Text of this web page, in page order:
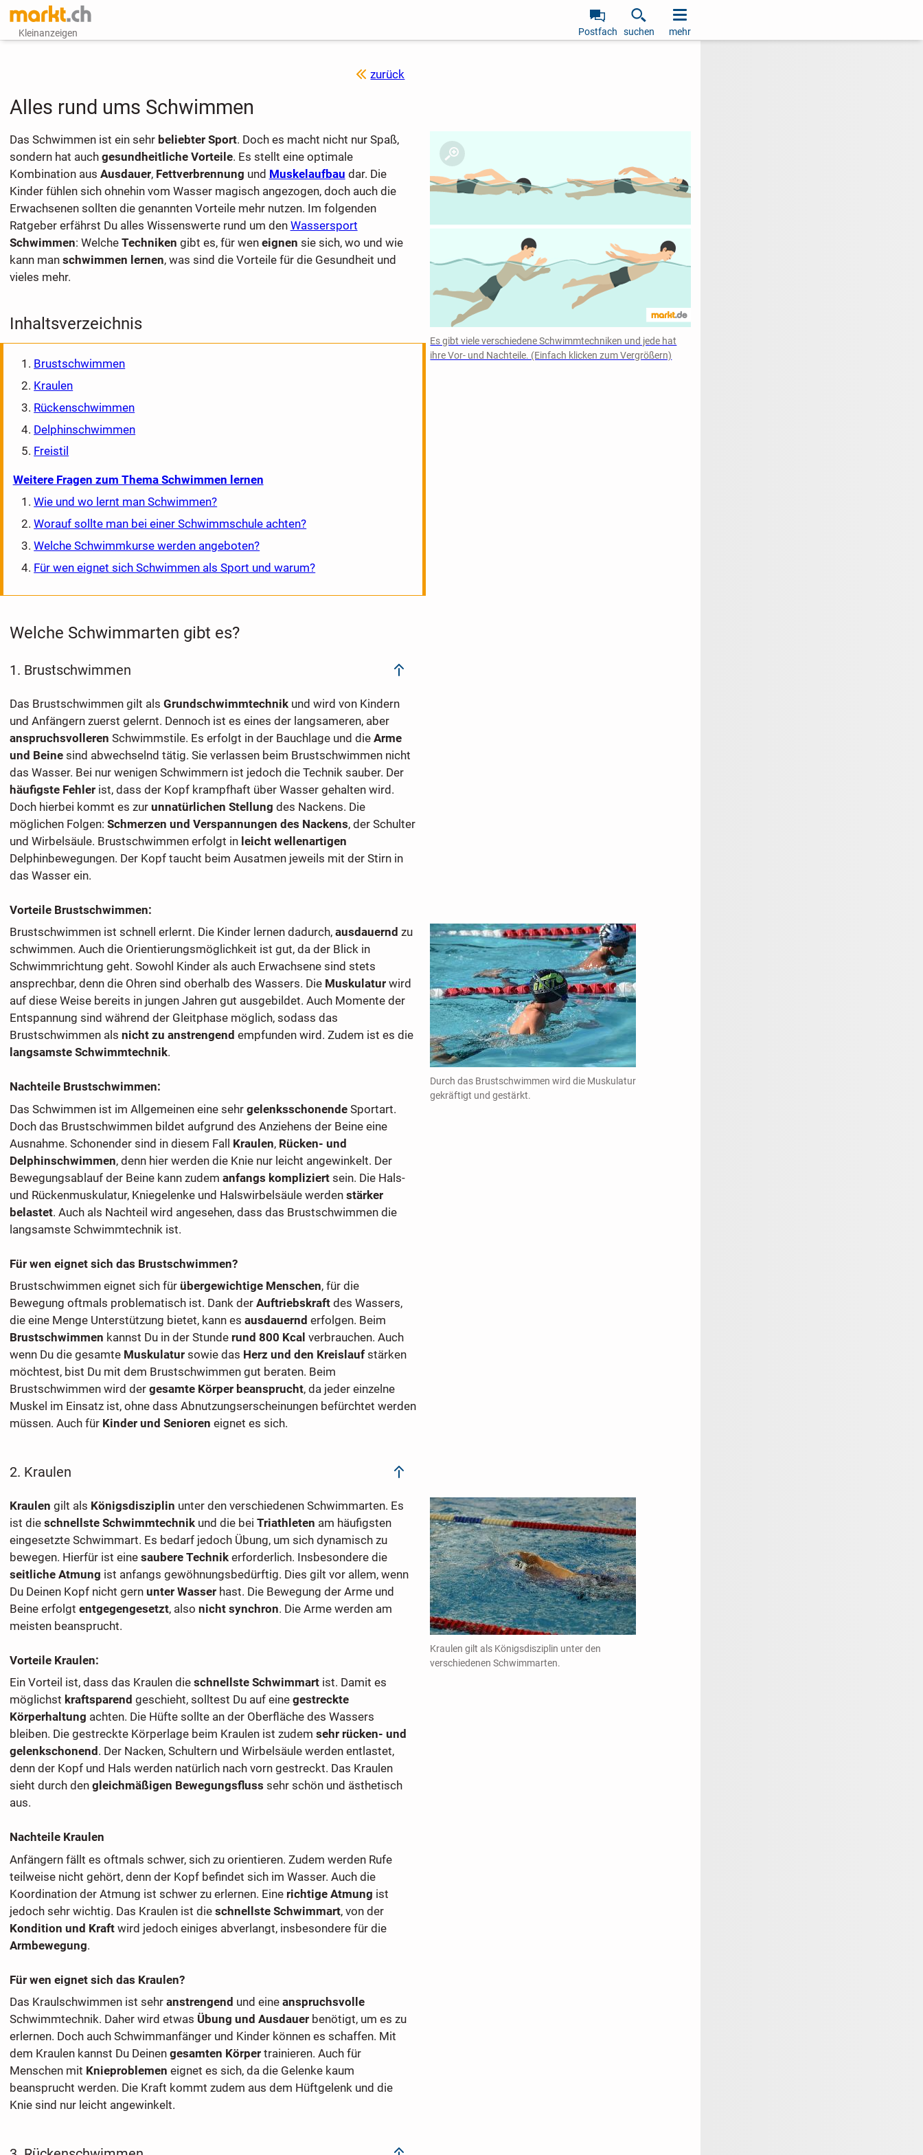
Kleinanzeigen Postfach suchen mehr
zurück
Alles rund ums Schwimmen
Es gibt viele verschiedene Schwimmtechniken und jede hat
ihre Vor- und Nachteile. (Einfach klicken zum Vergrößern)
Das Schwimmen ist ein sehr beliebter Sport. Doch es macht nicht nur Spaß,
sondern hat auch gesundheitliche Vorteile. Es stellt eine optimale
Kombination aus Ausdauer, Fettverbrennung und Muskelaufbau dar. Die
Kinder fühlen sich ohnehin vom Wasser magisch angezogen, doch auch die
Erwachsenen sollten die genannten Vorteile mehr nutzen. Im folgenden
Ratgeber erfährst Du alles Wissenswerte rund um den Wassersport
Schwimmen: Welche Techniken gibt es, für wen eignen sie sich, wo und wie
kann man schwimmen lernen, was sind die Vorteile für die Gesundheit und
vieles mehr.
Inhaltsverzeichnis
Brustschwimmen
Kraulen
Rückenschwimmen
Delphinschwimmen
Freistil
Weitere Fragen zum Thema Schwimmen lernen
Wie und wo lernt man Schwimmen?
Worauf sollte man bei einer Schwimmschule achten?
Welche Schwimmkurse werden angeboten?
Für wen eignet sich Schwimmen als Sport und warum?
Welche Schwimmarten gibt es?
1. Brustschwimmen
Das Brustschwimmen gilt als Grundschwimmtechnikund wird von Kindern
und Anfängern zuerst gelernt. Dennoch ist es eines der langsameren, aber
anspruchsvolleren Schwimmstile. Es erfolgt in der Bauchlage und dieArme
und Beinesind abwechselnd tätig. Sie verlassen beim Brustschwimmen nicht
das Wasser. Bei nur wenigen Schwimmern ist jedoch die Technik sauber. Der
häufigste Fehlerist, dass der Kopf krampfhaft über Wasser gehalten wird.
Doch hierbei kommt es zur unnatürlichen Stellung des Nackens. Die
möglichen Folgen: Schmerzen und Verspannungen des Nackens, der Schulter
und Wirbelsäule. Brustschwimmen erfolgt in leicht wellenartigen
Delphinbewegungen. Der Kopf taucht beim Ausatmen jeweils mit der Stirn in
das Wasser ein.
Vorteile Brustschwimmen:
Durch das Brustschwimmen wird die Muskulatur
gekräftigt und gestärkt.
Brustschwimmen ist schnell erlernt. Die Kinder lernen dadurch, ausdauernd zu
schwimmen. Auch die Orientierungsmöglichkeit ist gut, da der Blick in
Schwimmrichtung geht. Sowohl Kinder als auch Erwachsene sind stets
ansprechbar, denn die Ohren sind oberhalb des Wassers. Die Muskulaturwird
auf diese Weise bereits in jungen Jahren gut ausgebildet. Auch Momente der
Entspannung sind während der Gleitphase möglich, sodass das
Brustschwimmen als nicht zu anstrengend empfunden wird. Zudem ist es die
langsamste Schwimmtechnik.
Nachteile Brustschwimmen:
Das Schwimmen ist im Allgemeinen eine sehr gelenksschonendeSportart.
Doch das Brustschwimmen bildet aufgrund des Anziehens der Beine eine
Ausnahme. Schonender sind in diesem Fall Kraulen, Rücken- und
Delphinschwimmen, denn hier werden die Knie nur leicht angewinkelt. Der
Bewegungsablauf der Beine kann zudem anfangs kompliziertsein. Die Hals-
und Rückenmuskulatur, Kniegelenke und Halswirbelsäule werden stärker
belastet. Auch als Nachteil wird angesehen, dass das Brustschwimmen die
langsamste Schwimmtechnik ist.
Für wen eignet sich das Brustschwimmen?
Brustschwimmen eignet sich für übergewichtige Menschen, für die
Bewegung oftmals problematisch ist. Dank der Auftriebskraftdes Wassers,
die eine Menge Unterstützung bietet, kann es ausdauernd erfolgen. Beim
Brustschwimmen kannst Du in der Stunde rund 800 Kcal verbrauchen. Auch
wenn Du die gesamte Muskulatursowie das Herz und den Kreislaufstärken
möchtest, bist Du mit dem Brustschwimmen gut beraten. Beim
Brustschwimmen wird der gesamte Körper beansprucht, da jeder einzelne
Muskel im Einsatz ist, ohne dass Abnutzungserscheinungen befürchtet werden
müssen. Auch für Kinder und Senioren eignet es sich.
2. Kraulen
Kraulen gilt als Königsdisziplin unter den
verschiedenen Schwimmarten.
Kraulen gilt als Königsdisziplin unter den verschiedenen Schwimmarten. Es
ist die schnellste Schwimmtechnikund die bei Triathleten am häufigsten
eingesetzte Schwimmart. Es bedarf jedoch Übung, um sich dynamisch zu
bewegen. Hierfür ist eine saubere Technikerforderlich. Insbesondere die
seitliche Atmung ist anfangs gewöhnungsbedürftig. Dies gilt vor allem, wenn
Du Deinen Kopf nicht gern unter Wasserhast. Die Bewegung der Arme und
Beine erfolgt entgegengesetzt, also nicht synchron. Die Arme werden am
meisten beansprucht.
Vorteile Kraulen:
Ein Vorteil ist, dass das Kraulen die schnellste Schwimmartist. Damit es
möglichst kraftsparend geschieht, solltest Du auf eine gestreckte
Körperhaltung achten. Die Hüfte sollte an der Oberfläche des Wassers
bleiben. Die gestreckte Körperlage beim Kraulen ist zudem sehr rücken- und
gelenkschonend . Der Nacken, Schultern und Wirbelsäule werden entlastet,
denn der Kopf und Hals werden natürlich nach vorn gestreckt. Das Kraulen
sieht durch den gleichmäßigen Bewegungsfluss sehr schön und ästhetisch
aus.
Nachteile Kraulen
Anfängern fällt es oftmals schwer, sich zu orientieren. Zudem werden Rufe
teilweise nicht gehört, denn der Kopf befindet sich im Wasser. Auch die
Koordination der Atmung ist schwer zu erlernen. Eine richtige Atmung ist
jedoch sehr wichtig. Das Kraulen ist die schnellste Schwimmart, von der
Kondition und Kraftwird jedoch einiges abverlangt, insbesondere für die
Armbewegung.
Für wen eignet sich das Kraulen?
Das Kraulschwimmen ist sehr anstrengend und eine anspruchsvolle
Schwimmtechnik. Daher wird etwas Übung und Ausdauerbenötigt, um es zu
erlernen. Doch auch Schwimmanfänger und Kinder können es schaffen. Mit
dem Kraulen kannst Du Deinen gesamten Körpertrainieren. Auch für
Menschen mit Knieproblemen eignet es sich, da die Gelenke kaum
beansprucht werden. Die Kraft kommt zudem aus dem Hüftgelenk und die
Knie sind nur leicht angewinkelt.